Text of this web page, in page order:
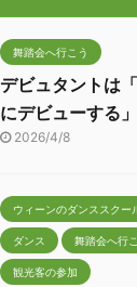
舞踏会へ行こう
デビュタントは
にデビューする
2026/4/8
ウィーンのダンススクー
ダンス 舞踏会へ行
観光客の参加